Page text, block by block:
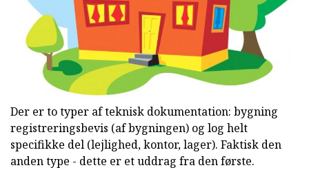
Der er to typer af teknisk dokumentation: bygning
registreringsbevis (af bygningen) og log helt
specifikke del (lejlighed, kontor, lager). Faktisk den
anden type - dette er et uddrag fra den første.